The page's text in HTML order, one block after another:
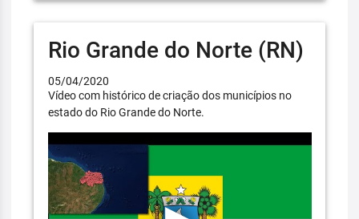
Rio Grande do Norte (RN)
05/04/2020
Vídeo com histórico de criação dos municípios no
estado do Rio Grande do Norte.